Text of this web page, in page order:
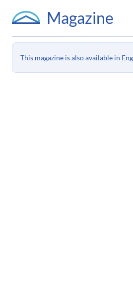
Magazine
This magazine is also available in